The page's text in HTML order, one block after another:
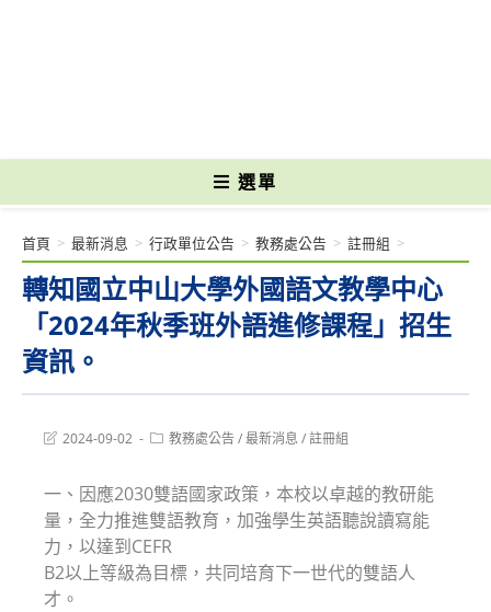
選單
轉知國立中山大學外國語文教學中心
「2024年秋季班外語進修課程」招生
資訊。
首頁 > 最新消息 > 行政單位公告 > 教務處公告 > 註冊組 >
Post2024-09-02
Post教務處公告/最新消息 /註冊組
一、因應2030雙語國家政策，本校以卓越的教研能
量，全力推進雙語教育，加強學生英語聽說讀寫能
力，以達到CEFR
B2以上等級為目標，共同培育下一世代的雙語人
才。